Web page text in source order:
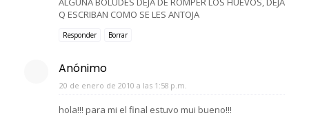
Q ESCRIBAN COMO SE LES ANTOJA
Responder Borrar
Anónimo
20 de enero de 2010 a las 1:58 p.m.
hola!!! para mi el final estuvo mui bueno!!!